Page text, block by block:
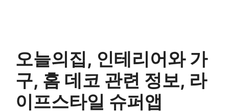
오늘의집, 인테리어와 가
구, 홈 데코 관련 정보, 라
이프스타일 슈퍼앱